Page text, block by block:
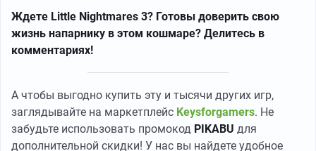
Ждете Little Nightmares 3? Готовы доверить свою
жизнь напарнику в этом кошмаре? Делитесь в
комментариях!
А чтобы выгодно купить эту и тысячи других игр,
заглядывайте на маркетплейс Keysforgamers. Не
забудьте использовать промокод PIKABU для
дополнительной скидки! У нас вы найдете удобное